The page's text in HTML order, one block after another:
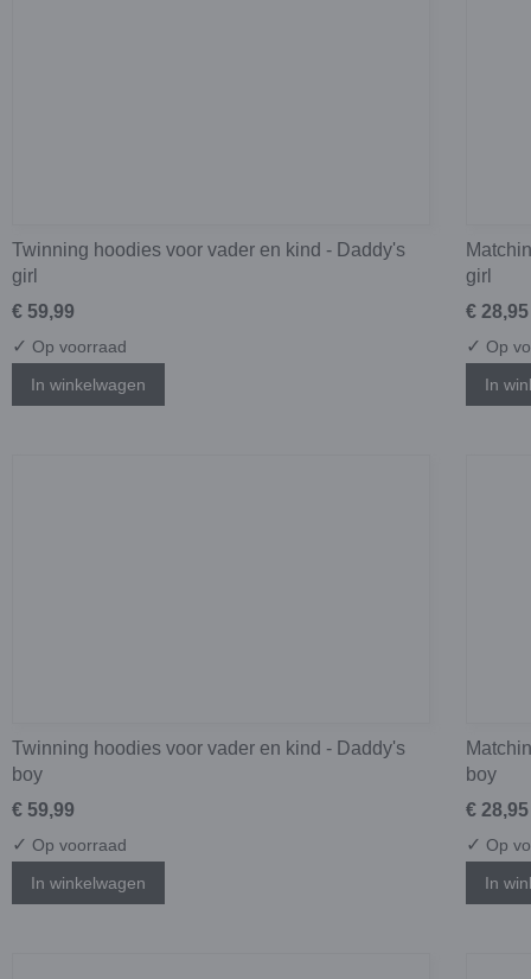
Twinning hoodies voor vader en kind - Daddy's
girl
€ 59,99
✓ Op voorraad
In winkelwagen
girl
€ 28,95
✓ Op
In
Twinning hoodies voor vader en kind - Daddy's
boy
€ 59,99
✓ Op voorraad
In winkelwagen
boy
€ 28,95
✓ Op
In